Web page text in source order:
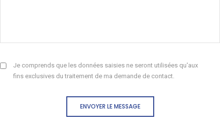
Je comprends que les données saisies ne seront utilisées qu'aux
fins exclusives du traitement de ma demande de contact.
ENVOYER LE MESSAGE